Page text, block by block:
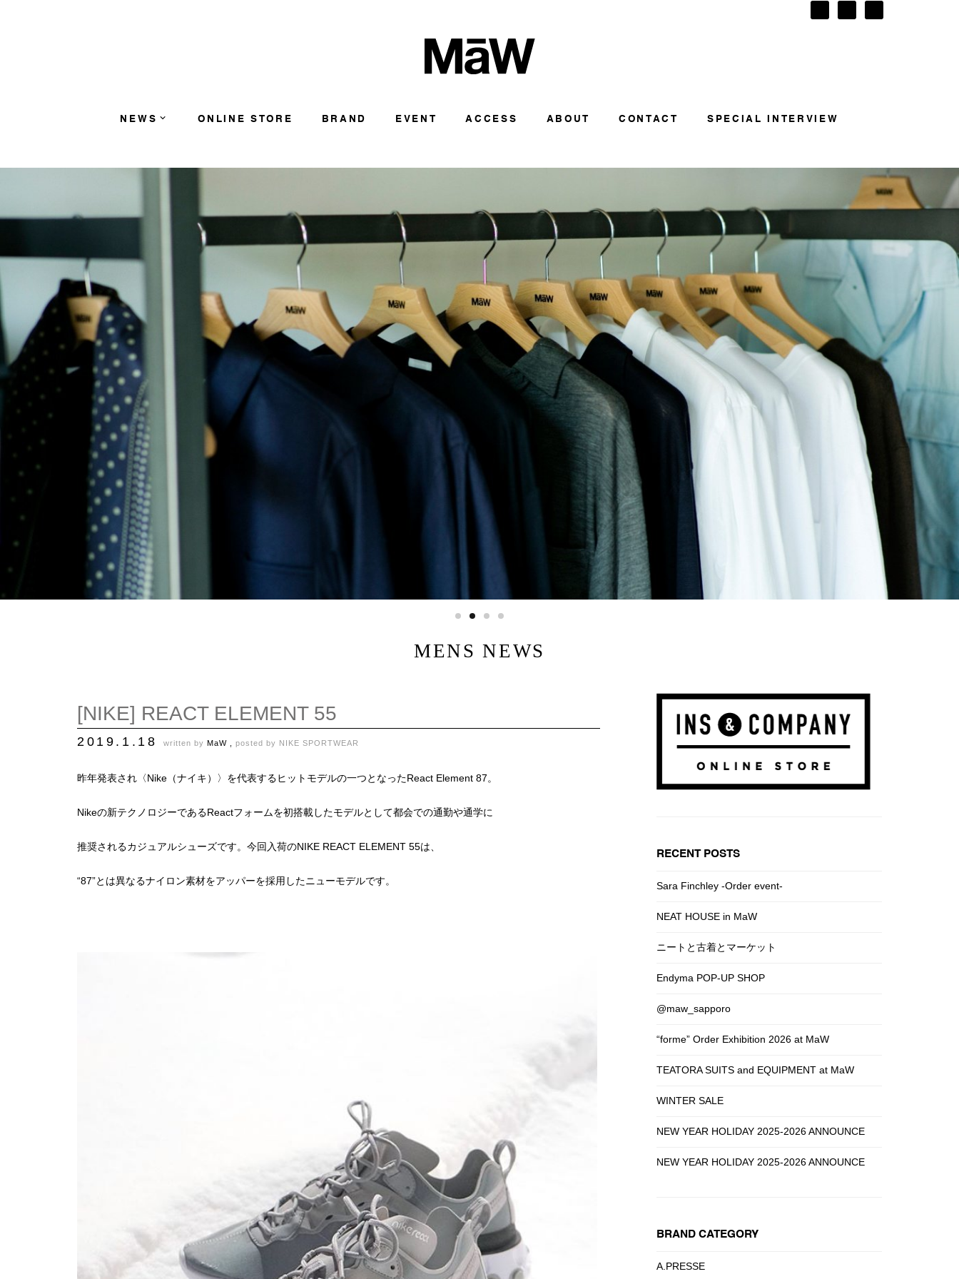
NEWS ONLINE STORE BRAND EVENT ACCESS ABOUT CONTACT SPECIAL INTERVIEW
MENS NEWS
[NIKE] REACT ELEMENT 55
2019.1.18 written by MaW , posted by NIKE SPORTWEAR
昨年発表され〈Nike（ナイキ）〉を代表するヒットモデルの一つとなったReact Element 87。
Nikeの新テクノロジーであるReactフォームを初搭載したモデルとして都会での通勤や通学に
推奨されるカジュアルシューズです。今回入荷のNIKE REACT ELEMENT 55は、
“87”とは異なるナイロン素材をアッパーを採用したニューモデルです。
RECENT POSTS
Sara Finchley -Order event-
NEAT HOUSE in MaW
ニートと古着とマーケット
Endyma POP-UP SHOP
@maw_sapporo
“forme” Order Exhibition 2026 at MaW
TEATORA SUITS and EQUIPMENT at MaW
WINTER SALE
NEW YEAR HOLIDAY 2025-2026 ANNOUNCE
NEW YEAR HOLIDAY 2025-2026 ANNOUNCE
BRAND CATEGORY
A.PRESSE